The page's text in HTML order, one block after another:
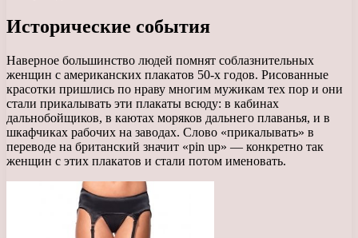
Исторические события
Наверное большинство людей помнят соблазнительных
женщин с американских плакатов 50-х годов. Рисованные
красотки пришлись по нраву многим мужикам тех пор и они
стали прикалывать эти плакаты всюду: в кабинах
дальнобойщиков, в каютах моряков дальнего плаванья, и в
шкафчиках рабочих на заводах. Слово «прикалывать» в
переводе на британский значит «pin up» — конкретно так
женщин с этих плакатов и стали потом именовать.